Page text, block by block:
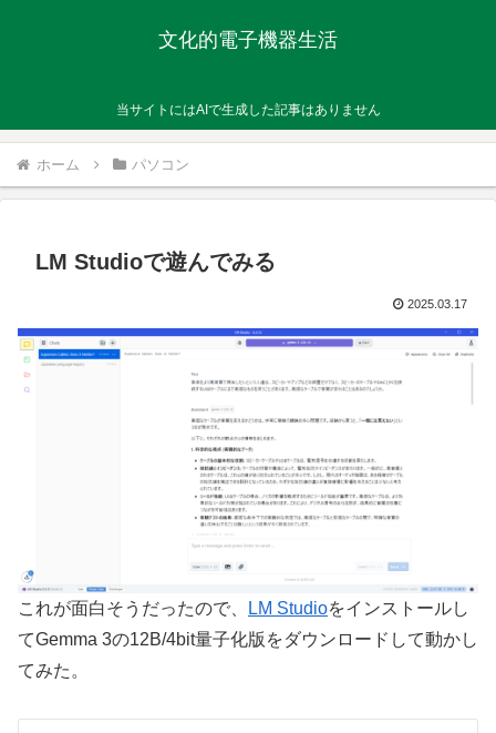
文化的電子機器生活
当サイトにはAIで生成した記事はありません
ホーム パソコン
LM Studioで遊んでみる
2025.03.17
これが面白そうだったので、 LM Studioをインストールし
てGemma 3の12B/4bit量子化版をダウンロードして動かし
てみた。